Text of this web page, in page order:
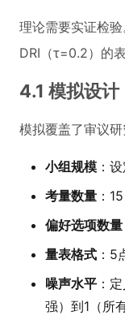
理论需要实证检
DRI（τ=0.2）的表
4.1 模拟设计
模拟覆盖了审议
小组规模 ：
考量数量 ：
偏好选项数量
量表格式 ：5
噪声水平 ：
强）到1（所